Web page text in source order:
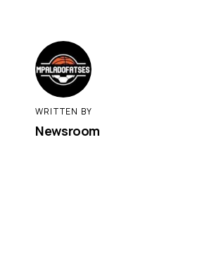
WRITTEN BY
Newsroom